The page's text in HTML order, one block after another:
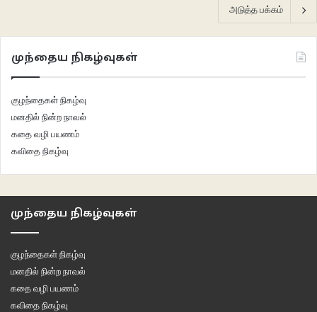
அடுத்த பக்கம்
முந்தைய நிகழ்வுகள்
குழந்தைகள் நிகழ்வு
மனதில் நின்ற நாவல்
கதை வழி பயணம்
கவிதை நிகழ்வு
முந்தைய நிகழ்வுகள்
குழந்தைகள் நிகழ்வு
மனதில் நின்ற நாவல்
கதை வழி பயணம்
கவிதை நிகழ்வு